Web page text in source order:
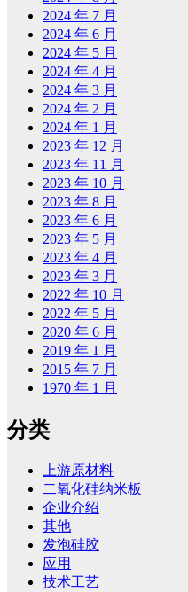
2024 年 7 月
2024 年 6 月
2024 年 5 月
2024 年 4 月
2024 年 3 月
2024 年 2 月
2024 年 1 月
2023 年 12 月
2023 年 11 月
2023 年 10 月
2023 年 8 月
2023 年 6 月
2023 年 5 月
2023 年 4 月
2023 年 3 月
2022 年 10 月
2022 年 5 月
2020 年 6 月
2019 年 1 月
2015 年 7 月
1970 年 1 月
分类
上游原材料
二氧化硅纳米板
企业介绍
其他
发泡硅胶
应用
技术工艺